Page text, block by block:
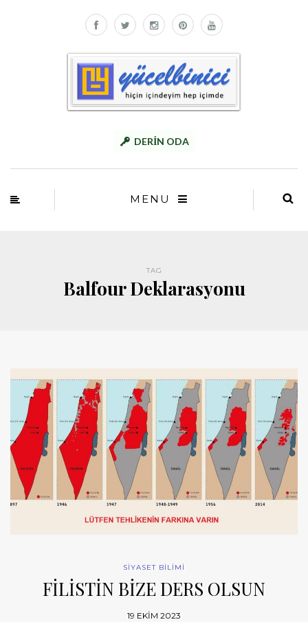
DERİN ODA
MENU
TAG
Balfour Deklarasyonu
SİYASET BİLİMİ
FİLİSTİN BİZE DERS OLSUN
19 EKIM 2023